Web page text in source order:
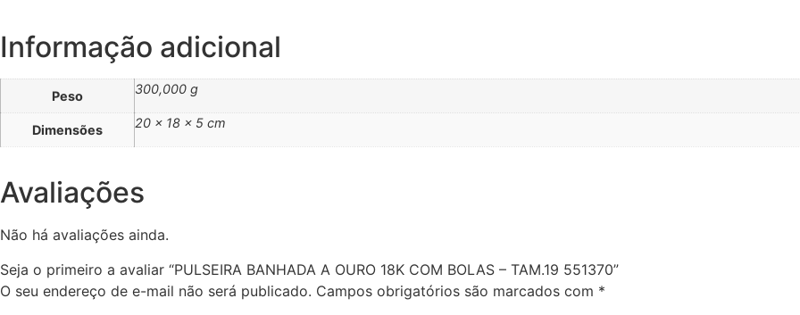
Informação adicional
Peso 300,000 g
Dimensões 20 × 18 × 5 cm
Avaliações
Não há avaliações ainda.
Seja o primeiro a avaliar “PULSEIRA BANHADA A OURO 18K COM BOLAS – TAM.19 551370”
O seu endereço de e-mail não será publicado. Campos obrigatórios são marcados com *